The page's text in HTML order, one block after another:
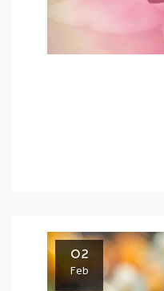
02
Feb